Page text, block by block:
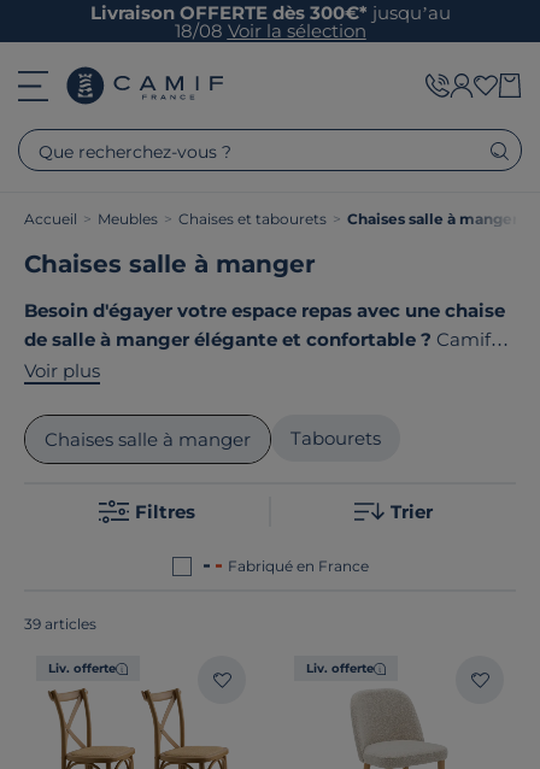
Livraison OFFERTE dès 300€* jusqu’au
18/08 Voir la sélection
Que recherchez-vous ?
Accueil > Meubles > Chaises et tabourets > Chaises salle à manger
Chaises salle à manger
Besoin d'égayer votre espace repas avec une chaise
de salle à manger élégante et confortable ? Camif
vous propose une sélection de chaises alliant design
avec des matières nobles ou un design contemporain
aux lignes épurées, vous trouverez votre bonheur.
intérieur. Le point commun de nos produits ? Ils sont
Voir plus
Chaises salle à manger Tabourets
Filtres Trier
Fabriqué en France
39 articles
Liv. offerte Liv. offerte